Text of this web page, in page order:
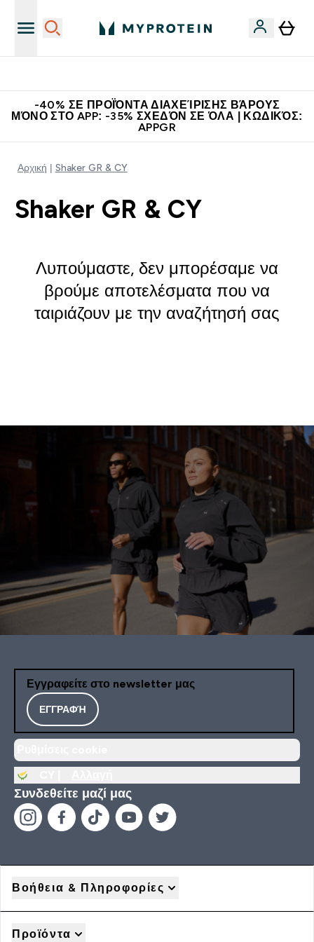
-40% ΣΕ ΠΡΟΪΌΝΤΑ ΔΙΑΧΕΊΡΙΣΗΣ ΒΆΡΟΥΣ
ΜΌΝΟ ΣΤΟ APP: -35% ΣΧΕΔΌΝ ΣΕ ΌΛΑ | ΚΩΔΙΚΌΣ:
APPGR
Αρχική Shaker GR & CY
Shaker GR & CY
Λυπούμαστε, δεν μπορέσαμε να
βρούμε αποτελέσματα που να
ταιριάζουν με την αναζήτησή σας
Εγγραφείτε στο newsletter μας
ΕΓΓΡΑΦΉ
Συνδεθείτε μαζί μας
Βοήθεια & Πληροφορίες
Προϊόντα